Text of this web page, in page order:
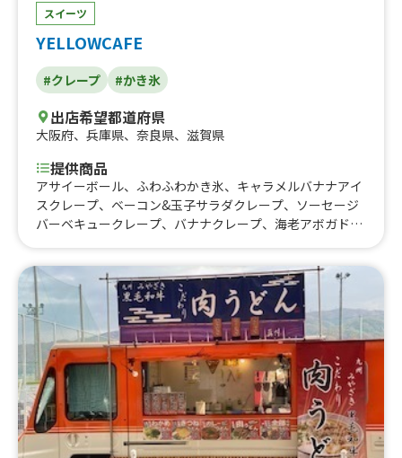
スイーツ
YELLOWCAFE
#クレープ #かき氷
出店希望都道府県
大阪府、 兵庫県、 奈良県、 滋賀県
提供商品
アサイーボール、ふわふわかき氷、キャラメルバナナアイ
スクレープ、ベーコン&玉子サラダクレープ、ソーセージ
バーベキュークレープ、バナナクレープ、海老アボガドチ
氷